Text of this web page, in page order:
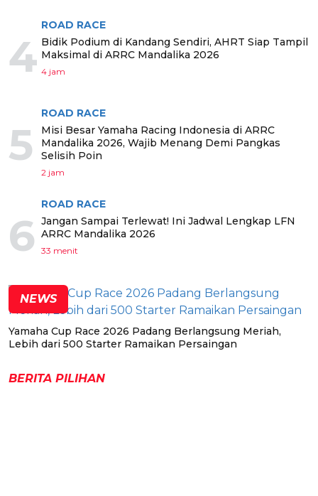
4
ROAD RACE
Bidik Podium di Kandang Sendiri, AHRT Siap Tampil
Maksimal di ARRC Mandalika 2026
4 jam
5
ROAD RACE
Misi Besar Yamaha Racing Indonesia di ARRC
Mandalika 2026, Wajib Menang Demi Pangkas
Selisih Poin
2 jam
6
ROAD RACE
Jangan Sampai Terlewat! Ini Jadwal Lengkap LFN
ARRC Mandalika 2026
33 menit
NEWS
Yamaha Cup Race 2026 Padang Berlangsung Meriah,
Lebih dari 500 Starter Ramaikan Persaingan
BERITA PILIHAN